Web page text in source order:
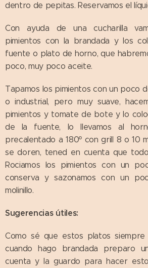
dentro de pepitas. Reservamos el
Con ayuda de una cucharilla
pimientos con la brandada y los
fuente o plato de horno, que
poco, muy poco aceite.
Tapamos los pimientos con un poco
o industrial, pero muy suave,
pimientos y tomate de bote y lo
de la fuente, lo llevamos al
precalentado a 180º con grill 8 o 10
se doren, tened en cuenta que
Rociamos los pimientos con un
conserva y sazonamos con un
molinillo.
Sugerencias útiles:
Como sé que estos platos siempre
cuando hago brandada preparo
cuenta y la guardo para hacer